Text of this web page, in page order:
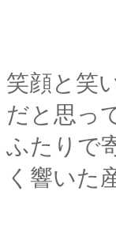
笑顔と笑
だと思っ
ふたりで
く響いた